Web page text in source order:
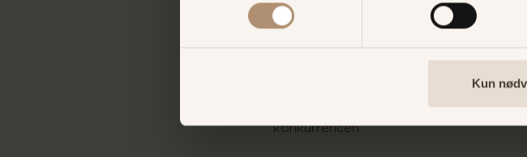
Kun
medlemskab. Du kan til hver en tid
framelde nyhedsbrevet, uden det har
indflydelse på din deltagelse i
Heltids- og sæsonansatte på Bakken
i Bakkens forretninger må ikke deltage
konkurrencen.